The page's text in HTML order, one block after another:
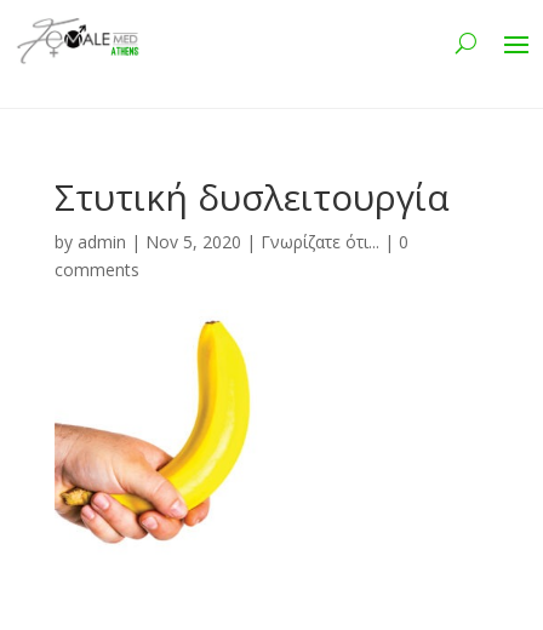
Στυτική δυσλειτουργία
by admin | Nov 5, 2020 | Γνωρίζατε ότι... | 0
comments